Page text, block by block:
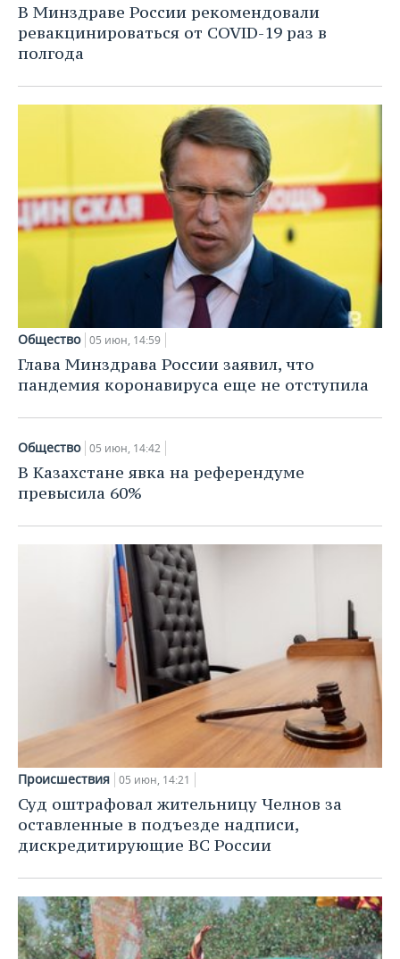
В Минздраве России рекомендовали
ревакцинироваться от COVID-19 раз в
полгода
Общество 05 июн, 14:59
Глава Минздрава России заявил, что
пандемия коронавируса еще не отступила
Общество 05 июн, 14:42
В Казахстане явка на референдуме
превысила 60%
Происшествия 05 июн, 14:21
Суд оштрафовал жительницу Челнов за
оставленные в подъезде надписи,
дискредитирующие ВС России